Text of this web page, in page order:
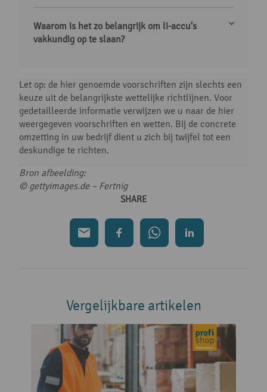
Waarom is het zo belangrijk om li-accu’s
vakkundig op te slaan?
Let op: de hier genoemde voorschriften zijn slechts een
keuze uit de belangrijkste wettelijke richtlijnen. Voor
gedetailleerde informatie verwijzen we u naar de hier
weergegeven voorschriften en wetten. Bij de concrete
omzetting in uw bedrijf dient u zich bij twijfel tot een
deskundige te richten.
Bron afbeelding:
© gettyimages.de – Fertnig
SHARE
Vergelijkbare artikelen